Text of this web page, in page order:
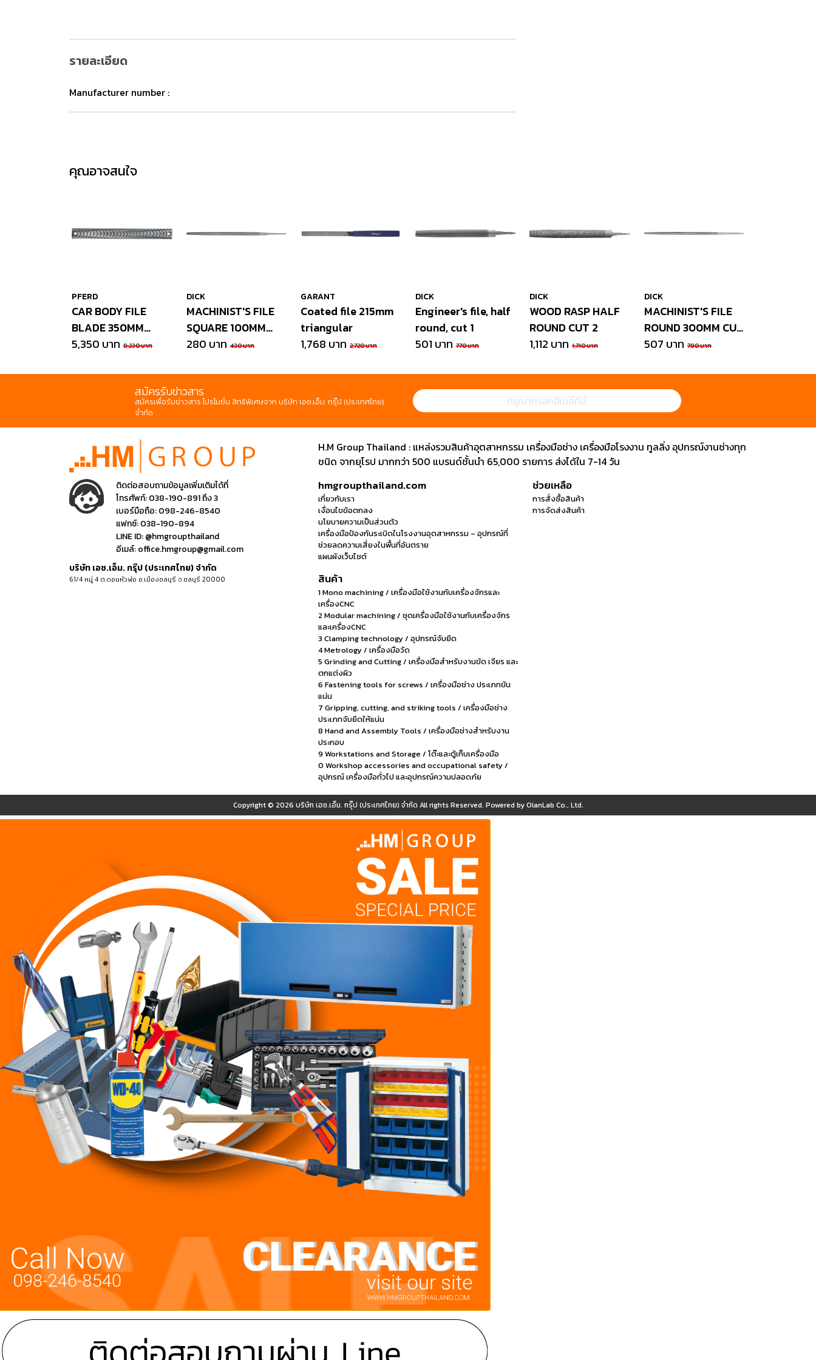
รายละเอียด
Manufacturer number :
คุณอาจสนใจ
PFERD
CAR BODY FILE
BLADE 350MM
COARSE
5,350 บาท 8,230 บาท
DICK
MACHINIST'S FILE
SQUARE 100MM
CUT 2
280 บาท 430 บาท
GARANT
Coated file 215mm
triangular
1,768 บาท 2,720 บาท
DICK
Engineer's file, half
round, cut 1
501 บาท 770 บาท
DICK
WOOD RASP HALF
ROUND CUT 2
1,112 บาท 1,710 บาท
DICK
MACHINIST'S FILE
ROUND 300MM CUT
1
507 บาท 780 บาท
สมัครรับข่าวสาร
สมัครเพื่อรับข่าวสาร โปรโมชั่น สิทธิพิเศษจาก บริษัท เอช.เอ็ม. กรุ๊ป (ประเทศไทย)
จำกัด
ติดต่อสอบถามข้อมูลเพิ่มเติมได้ที่
โทรศัพท์:038-190-891 ถึง 3
เบอร์มือถือ:098-246-8540
แฟกซ์:038-190-894
LINE ID:@hmgroupthailand
อีเมล์:office.hmgroup@gmail.com
บริษัท เอช.เอ็ม. กรุ๊ป (ประเทศไทย) จำกัด
61/4 หมู่ 4 ต.ดอนหัวฬ่อ อ.เมืองชลบุรี จ.ชลบุรี 20000
H.M Group Thailand : แหล่งรวมสินค้าอุตสาหกรรม เครื่องมือช่าง เครื่องมือโรงงาน ทูลลิ่ง อุปกรณ์งานช่างทุก
ชนิด จากยุโรป มากกว่า 500 แบรนด์ชั้นนำ 65,000 รายการ ส่งได้ใน 7-14 วัน
hmgroupthailand.com
เกี่ยวกับเรา
เงื่อนไขข้อตกลง
นโยบายความเป็นส่วนตัว
เครื่องมือป้องกันระเบิดในโรงงานอุตสาหกรรม – อุปกรณ์ที่
ช่วยลดความเสี่ยงในพื้นที่อันตราย
แผนผังเว็บไซต์
ช่วยเหลือ
การสั่งซื้อสินค้า
การจัดส่งสินค้า
สินค้า
1 Mono machining / เครื่องมือใช้งานกับเครื่องจักรและ
เครื่องCNC
2 Modular machining / ชุดเครื่องมือใช้งานกับเครื่องจักร
และเครื่องCNC
3 Clamping technology / อุปกรณ์จับยึด
4 Metrology / เครื่องมือวัด
5 Grinding and Cutting / เครื่องมือสำหรับงานขัด เจียร และ
ตกแต่งผิว
6 Fastening tools for screws / เครื่องมือช่าง ประเภทขัน
แน่น
7 Gripping, cutting, and striking tools / เครื่องมือช่าง
ประเภทจับยึดให้แน่น
8 Hand and Assembly Tools / เครื่องมือช่างสำหรับงาน
ประกอบ
9 Workstations and Storage / โต๊ะและตู้เก็บเครื่องมือ
0 Workshop accessories and occupational safety /
อุปกรณ์ เครื่องมือทั่วไป และอุปกรณ์ความปลอดภัย
Copyright © 2026 บริษัท เอช.เอ็ม. กรุ๊ป (ประเทศไทย) จำกัด All rights Reserved. Powered byOlanLab Co., Ltd.